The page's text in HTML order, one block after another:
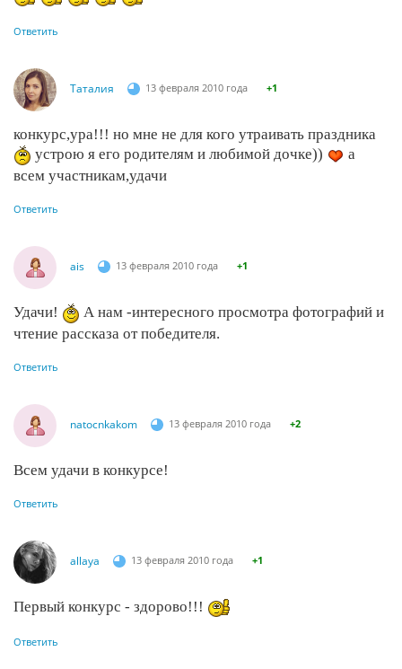
Ответить
Таталия 13 февраля 2010 года +1
конкурс,ура!!! но мне не для кого утраивать праздника
устрою я его родителям и любимой дочке))
а
всем участникам,удачи
Ответить
ais 13 февраля 2010 года +1
Удачи!
А нам -интересного просмотра фотографий и
чтение рассказа от победителя.
Ответить
natocnkakom 13 февраля 2010 года +2
Всем удачи в конкурсе!
Ответить
allaya 13 февраля 2010 года +1
Первый конкурс - здорово!!!
Ответить